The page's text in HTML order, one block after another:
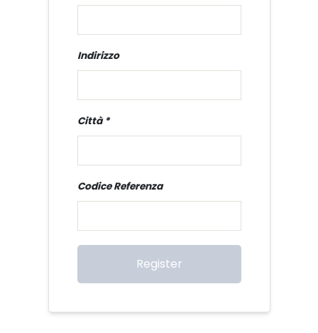
Indirizzo
Città
Codice Referenza
Register